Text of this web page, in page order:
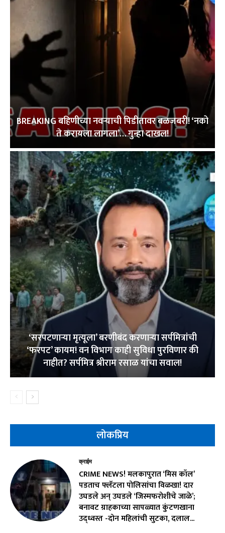
BREAKING बहिणीच्या नवऱ्याची पिडीतावर बळजबरी! ‘नको
ते करायला लागला’… गुन्हा दाखल!
‘सरपटणाऱ्या मृत्यूला’ बरणीबंद करणाऱ्या सर्पमित्रांची
‘फरपट’ कायम! वन विभाग काही सुविधा पुरविणार की
नाहीत? सर्पमित्र श्रीराम रसाळ यांचा सवाल!
लोकप्रिय
क्राईम
CRIME NEWS! मलकापुरात ‘मिस कॉल’
पडताच फ्लॅटला पोलिसांचा विळखा! दार
उघडले अन् उघडले ‘जिस्मफरोशीचे जाळे’;
बनावट ग्राहकाच्या सापळ्यात कुंटणखाना
उद्ध्वस्त -दोन महिलांची सुटका, दलाल...